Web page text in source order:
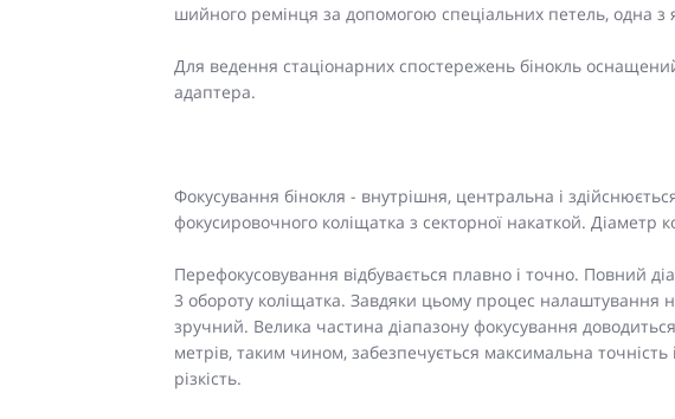
шийного ремінця за допомогою спеціальних петель, одна з
Для ведення стаціонарних спостережень бінокль
адаптера.
Фокусування бінокля - внутрішня, центральна і
фокусировочного коліщатка з секторної накаткой.
Перефокусовування відбувається плавно і точно. Повний
3 обороту коліщатка. Завдяки цьому процес налаштування
зручний. Велика частина діапазону фокусування доводиться
метрів, таким чином, забезпечується максимальна
різкість.